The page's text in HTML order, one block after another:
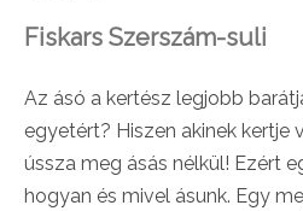
Fiskars Szerszám-suli
Az ásó a kertész legjobb
egyetért? Hiszen akinek kertje
ússza meg ásás nélkül! Ezért
hogyan és mivel ásunk. Egy